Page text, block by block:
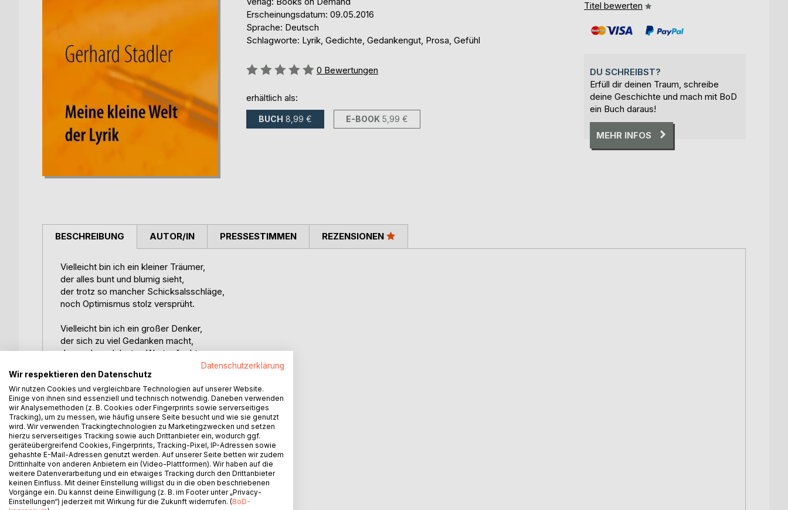
Erscheinungsdatum: 09.05.2016
Sprache: Deutsch
Schlagworte: Lyrik, Gedichte, Gedankengut, Prosa, Gefühl
Bewertung::
0 Bewertungen
erhältlich als:
BUCH 8,99 € E-BOOK 5,99 €
Titel bewerten
DU SCHREIBST?
Erfüll dir deinen Traum, schreibe
deine Geschichte und mach mit BoD
ein Buch daraus!
MEHR INFOS
BESCHREIBUNG
Vielleicht bin ich ein kleiner Träumer,
der alles bunt und blumig sieht,
der trotz so mancher Schicksalsschläge,
noch Optimismus stolz versprüht.
Vielleicht bin ich ein großer Denker,
der sich zu viel Gedanken macht,
der auch nach lauten Wortgefechten,
Vielleicht bin ich schon Schnee von gestern,
der sanft ins Heute sich gesellt,
der aufgetaut aus euren Händen,
in Tropfenform zu Boden fällt.
Vielleicht bin ich ein Clown zum Lieben,
der lachend euer Herz bewegt,
vielleicht bin ich auch unausstehlich,
ein Scheusal, das man nicht erträgt.
AUTOR/IN PRESSESTIMMEN REZENSIONEN
Datenschutzerklärung
Wir respektieren den Datenschutz
Wir nutzen Cookies und vergleichbare Technologien auf unserer Website.
Einige von ihnen sind essenziell und technisch notwendig. Daneben verwenden
wir Analysemethoden (z. B. Cookies oder Fingerprints sowie serverseitiges
Tracking), um zu messen, wie häufig unsere Seite besucht und wie sie genutzt
wird. Wir verwenden Trackingtechnologien zu Marketingzwecken und setzen
hierzu serverseitiges Tracking sowie auch Drittanbieter ein, wodurch ggf.
geräteübergreifend Cookies, Fingerprints, Tracking-Pixel, IP-Adressen sowie
gehashte E-Mail-Adressen genutzt werden. Auf unserer Seite betten wir zudem
Drittinhalte von anderen Anbietern ein (Video-Plattformen). Wir haben auf die
weitere Datenverarbeitung und ein etwaiges Tracking durch den Drittanbieter
keinen Einfluss. Mit deiner Einstellung willigst du in die oben beschriebenen
Vorgänge ein. Du kannst deine Einwilligung (z. B. im Footer unter „Privacy-
Einstellungen“) jederzeit mit Wirkung für die Zukunft widerrufen. (BoD-